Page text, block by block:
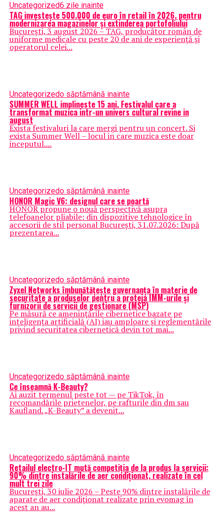
Uncategorized6 zile inainte
TAG investește 500.000 de euro în retail în 2026, pentru
modernizarea magazinelor și extinderea portofoliului
București, 3 august 2026 – TAG, producător român de
uniforme medicale cu peste 20 de ani de experiență și
operatorul celei...
Uncategorizedo săptămână inainte
SUMMER WELL implineste 15 ani. Festivalul care a
transformat muzica intr-un univers cultural revine in
august
Exista festivaluri la care mergi pentru un concert. Si
exista Summer Well – locul in care muzica este doar
inceputul....
Uncategorizedo săptămână inainte
HONOR Magic V6: designul care se poartă
HONOR propune o nouă perspectivă asupra
telefoanelor pliabile: din dispozitive tehnologice în
accesorii de stil personal București, 31.07.2026: După
prezentarea...
Uncategorizedo săptămână inainte
Zyxel Networks îmbunătățește guvernanța în materie de
securitate a produselor pentru a proteja IMM-urile și
furnizorii de servicii de gestionare (MSP)
Pe măsură ce amenințările cibernetice bazate pe
inteligența artificială (AI) iau amploare și reglementările
privind securitatea cibernetică devin tot mai...
Uncategorizedo săptămână inainte
Ce înseamnă K-Beauty?
Ai auzit termenul peste tot — pe TikTok, în
recomandările prietenelor, pe rafturile din dm sau
Kaufland. „K-Beauty” a devenit...
Uncategorizedo săptămână inainte
Retailul electro-IT mută competiția de la produs la servicii:
90% dintre instalările de aer condiționat, realizate în cel
mult trei zile
București, 30 iulie 2026 – Peste 90% dintre instalările de
aparate de aer condiționat realizate prin evomag în
acest an au...